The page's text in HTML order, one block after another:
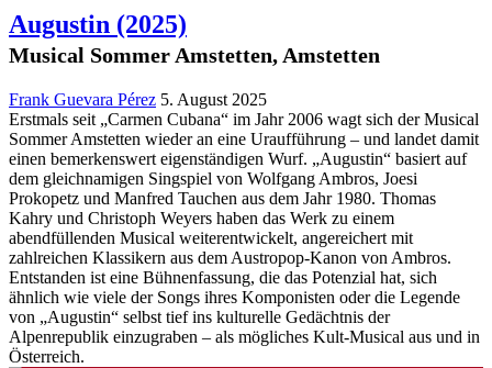
Augustin (2025)
Musical Sommer Amstetten, Amstetten
Frank Guevara Pérez 5. August 2025
Erstmals seit „Carmen Cubana“ im Jahr 2006 wagt sich der Musical
Sommer Amstetten wieder an eine Uraufführung – und landet damit
einen bemerkenswert eigenständigen Wurf. „Augustin“ basiert auf
dem gleichnamigen Singspiel von Wolfgang Ambros, Joesi
Prokopetz und Manfred Tauchen aus dem Jahr 1980. Thomas
Kahry und Christoph Weyers haben das Werk zu einem
abendfüllenden Musical weiterentwickelt, angereichert mit
zahlreichen Klassikern aus dem Austropop-Kanon von Ambros.
Entstanden ist eine Bühnenfassung, die das Potenzial hat, sich
ähnlich wie viele der Songs ihres Komponisten oder die Legende
von „Augustin“ selbst tief ins kulturelle Gedächtnis der
Alpenrepublik einzugraben – als mögliches Kult-Musical aus und in
Österreich.